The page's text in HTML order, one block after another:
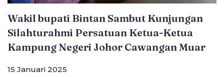
Wakil bupati Bintan Sambut Kunjungan
Silahturahmi Persatuan Ketua-Ketua
Kampung Negeri Johor Cawangan Muar
15 Januari 2025